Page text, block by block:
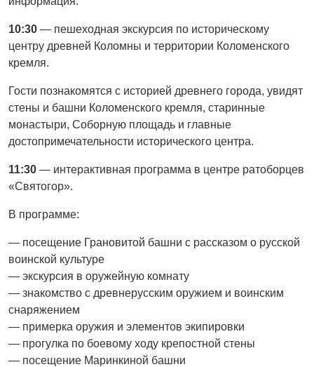
10:30 — пешеходная экскурсия по историческому
центру древней Коломны и территории Коломенского
кремля.
Гости познакомятся с историей древнего города, увидят
стены и башни Коломенского кремля, старинные
монастыри, Соборную площадь и главные
достопримечательности исторического центра.
11:30 — интерактивная программа в центре ратоборцев
«Святогор».
В программе:
— посещение Грановитой башни с рассказом о русской
воинской культуре
— экскурсия в оружейную комнату
— знакомство с древнерусским оружием и воинским
снаряжением
— примерка оружия и элементов экипировки
— прогулка по боевому ходу крепостной стены
— посещение Маринкиной башни